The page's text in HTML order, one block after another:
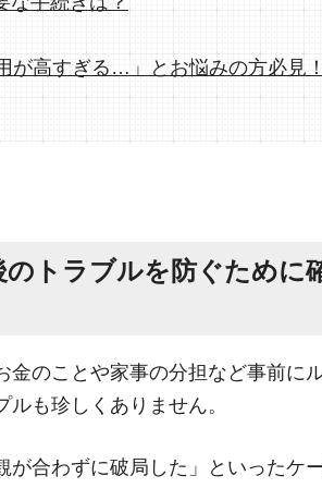
が高すぎる…」とお悩みの方必見
のトラブルを防ぐために
金のことや家事の分担など事前に
も珍しくありません。
が合わずに破局した」といったケ